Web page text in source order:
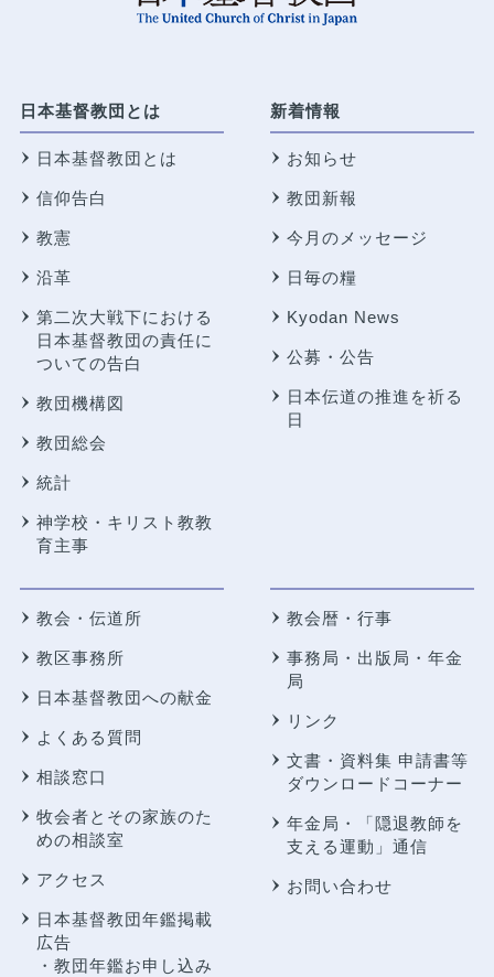
日本基督教団とは
日本基督教団とは
信仰告白
教憲
沿革
第二次大戦下における
日本基督教団の責任に
ついての告白
教団機構図
教団総会
統計
神学校・キリスト教教
育主事
新着情報
お知らせ
教団新報
今月のメッセージ
日毎の糧
Kyodan News
公募・公告
日本伝道の推進を祈る
日
教会・伝道所
教区事務所
日本基督教団への献金
よくある質問
相談窓口
牧会者とその家族のた
めの相談室
アクセス
日本基督教団年鑑掲載
広告
・教団年鑑お申し込み
教会暦・行事
事務局・出版局・年金
局
リンク
文書・資料集 申請書等
ダウンロードコーナー
年金局・
「隠退教師を
支える運動」通信
お問い合わせ